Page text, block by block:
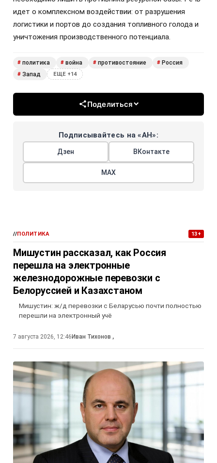
идет о комплексном воздействии: от разрушения
логистики и портов до создания топливного голода и
уничтожения производственного потенциала.
# политика # война # противостояние # Россия
# Запад ЕЩЕ +14
Поделиться
Подписывайтесь на «АН»:
Дзен ВКонтакте
МАХ
//ПОЛИТИКА 13+
Мишустин рассказал, как Россия
перешла на электронные
железнодорожные перевозки с
Белоруссией и Казахстаном
Мишустин: ж/д перевозки с Беларусью почти полностью
перешли на электронный учё
7 августа 2026, 12:46Иван Тихонов ,